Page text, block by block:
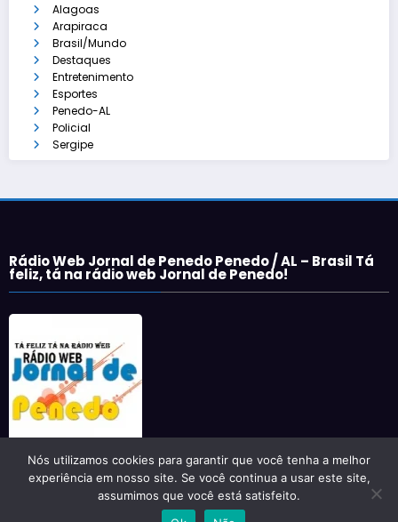
Alagoas
Arapiraca
Brasil/Mundo
Destaques
Entretenimento
Esportes
Penedo-AL
Policial
Sergipe
Rádio Web Jornal de Penedo Penedo / AL – Brasil Tá
feliz, tá na rádio web Jornal de Penedo!
Newscrunch - Magazine & BlogWordPressTema 2026 | Powered By
Nós utilizamos cookies para garantir que você tenha a melhor
experiência em nosso site. Se você continua a usar este site,
assumimos que você está satisfeito.